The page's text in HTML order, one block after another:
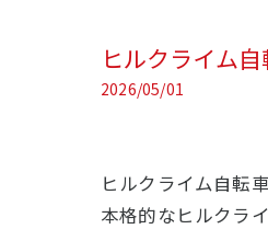
ヒルクライム
2026/05/01
ヒルクライム自転
本格的なヒルクラ